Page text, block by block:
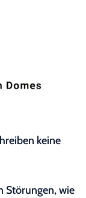
keine
Störungen, wie